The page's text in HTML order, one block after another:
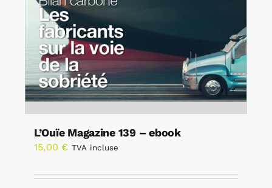
L’Ouïe Magazine 139 – ebook
15,00 € TVA incluse